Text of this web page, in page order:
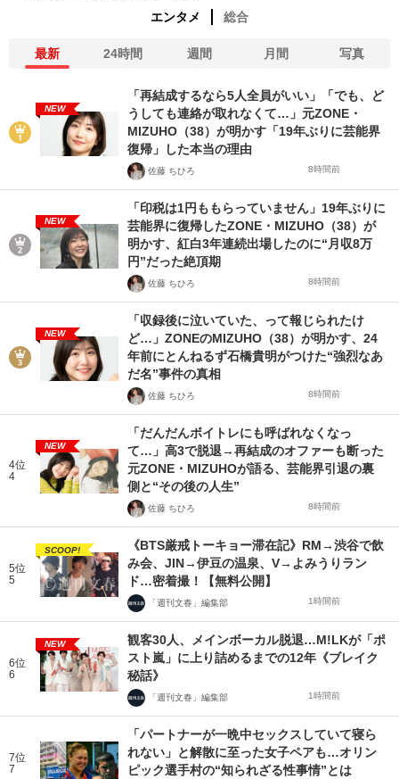
エンタメ 総合
最新 24時間 週間 月間 写真
NEW
「再結成するなら5人全員がいい」「でも、ど
うしても連絡が取れなくて…」元ZONE・
MIZUHO（38）が明かす「19年ぶりに芸能界
復帰」した本当の理由
佐藤 ちひろ 8時間前
NEW
「印税は1円ももらっていません」19年ぶりに
芸能界に復帰したZONE・MIZUHO（38）が
明かす、紅白3年連続出場したのに“月収8万
円”だった絶頂期
佐藤 ちひろ 8時間前
NEW
「収録後に泣いていた、って報じられたけ
ど…」ZONEのMIZUHO（38）が明かす、24
年前にとんねるず石橋貴明がつけた“強烈なあ
だ名”事件の真相
佐藤 ちひろ 8時間前
4位
4
NEW
「だんだんボイトレにも呼ばれなくなっ
て…」高3で脱退→再結成のオファーも断った
元ZONE・MIZUHOが語る、芸能界引退の裏
側と“その後の人生”
佐藤 ちひろ 8時間前
5位
5
SCOOP!
《BTS厳戒トーキョー滞在記》RM→渋谷で飲
み会、JIN→伊豆の温泉、V→よみうりラン
ド…密着撮！【無料公開】
「週刊文春」編集部 1時間前
6位
6
NEW
観客30人、メインボーカル脱退…M!LKが「ポ
スト嵐」に上り詰めるまでの12年《ブレイク
秘話》
「週刊文春」編集部 1時間前
7位
7
「パートナーが一晩中セックスしていて寝ら
れない」と解散に至った女子ペアも…オリン
ピック選手村の“知られざる性事情”とは